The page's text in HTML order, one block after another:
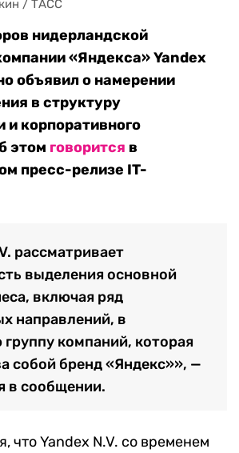
/ ТАСС
нидерландской
«Яндекса»Yandex
объявило намерении
в структуру
и корпоративного
этом говорится в
пресс-релизе IT-
рассматривает
выделения основной
включая ряд
направлений, в
компаний, которая
собой бренд «Яндекс»», —
в сообщении.
что Yandex N.V. со временем